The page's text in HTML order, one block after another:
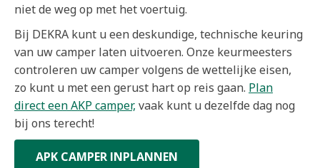
niet de weg op met het voertuig.
Bij DEKRA kunt u een deskundige, technische keuring
van uw camper laten uitvoeren. Onze keurmeesters
controleren uw camper volgens de wettelijke eisen,
zo kunt u met een gerust hart op reis gaan. Plan
direct een AKP camper, vaak kunt u dezelfde dag nog
bij ons terecht!
APK CAMPER INPLANNEN